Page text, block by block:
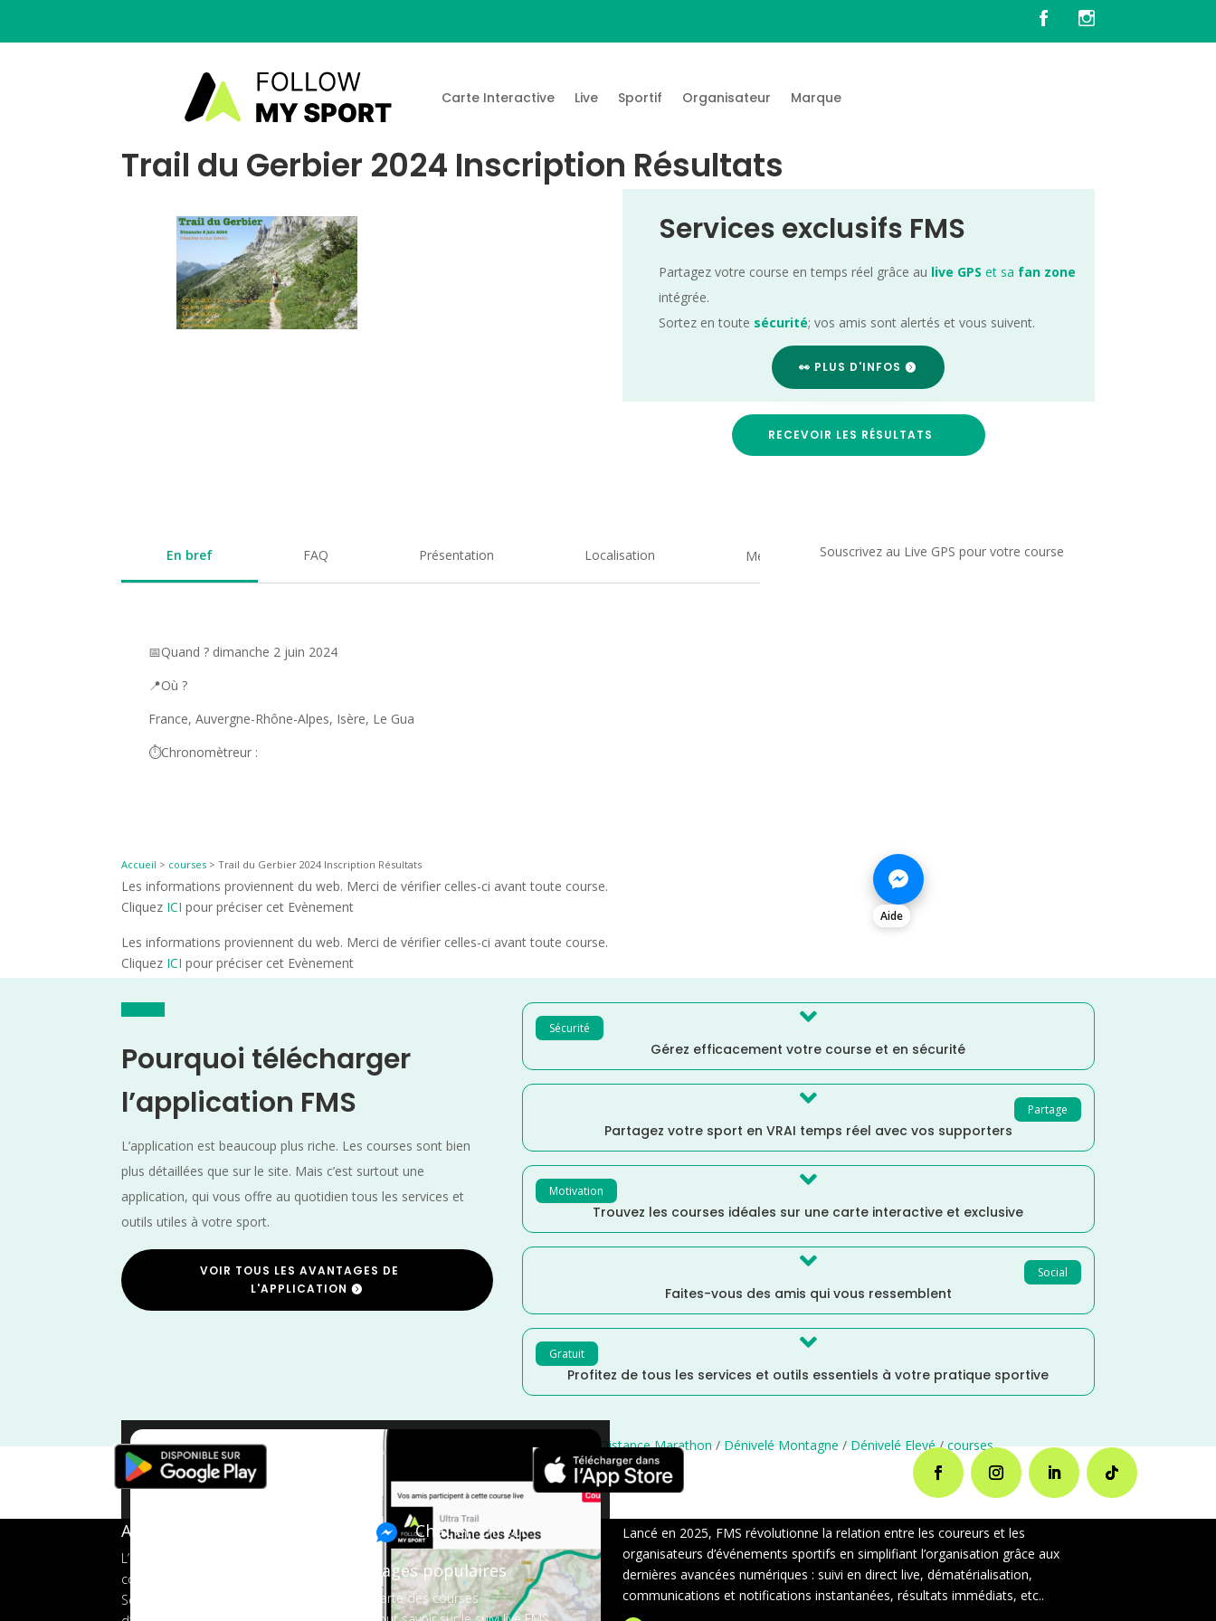
Carte Interactive Live Sportif Organisateur Marque
Trail du Gerbier 2024 Inscription Résultats
Services exclusifs FMS
Partagez votre course en temps réel grâce au live GPS et sa fan zone
intégrée.
Sortez en toute sécurité; vos amis sont alertés et vous suivent.
👀 PLUS D'INFOS
RECEVOIR LES RÉSULTATS
En bref FAQ Présentation Localisation Medias
📅Quand ? dimanche 2 juin 2024
📍Où ?
France, Auvergne-Rhône-Alpes, Isère, Le Gua
⏱️Chronomètreur :
Souscrivez au Live GPS pour votre course
Accueil > courses >Trail du Gerbier 2024 Inscription Résultats
Les informations proviennent du web. Merci de vérifier celles-ci avant toute course.
Cliquez ICI pour préciser cet Evènement
Les informations proviennent du web. Merci de vérifier celles-ci avant toute course.
Cliquez ICI pour préciser cet Evènement
Aide
Pourquoi télécharger
l’application FMS
L’application est beaucoup plus riche. Les courses sont bien
plus détaillées que sur le site. Mais c’est surtout une
application, qui vous offre au quotidien tous les services et
outils utiles à votre sport.
VOIR TOUS LES AVANTAGES DE
L'APPLICATION
Sécurité 
Gérez efficacement votre course et en sécurité
Partage

Partagez votre sport en VRAI temps réel avec vos supporters
Motivation 
Trouvez les courses idéales sur une carte interactive et exclusive
Social

Faites-vous des amis qui vous ressemblent
Gratuit 
Profitez de tous les services et outils essentiels à votre pratique sportive
×
Trail/Marche Nordique Marche Distance Semi Distance Marathon/Dénivelé Montagne/Dénivelé Elevé/courses
A propos de FMS
L’application tout-en-un pour les
coureurs
Services aux organisateurs
Chat en Direct
Pages populaires
Carte des courses
Lancé en 2025, FMS révolutionne la relation entre les coureurs et les
organisateurs d’événements sportifs en simplifiant l’organisation grâce aux
dernières avancées numériques : suivi en direct live, dématérialisation,
communications et notifications instantanées, résultats immédiats, etc..